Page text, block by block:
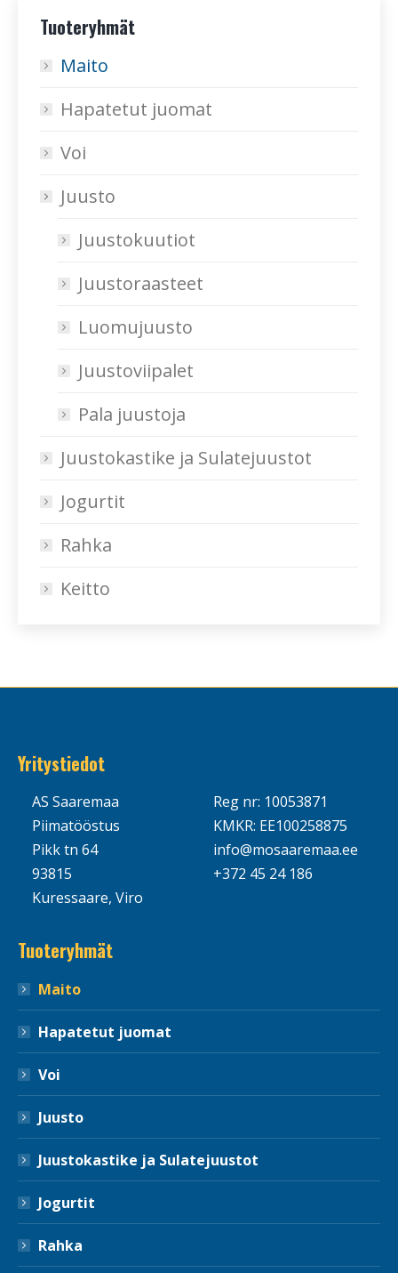
Tuoteryhmät
Maito
Hapatetut juomat
Voi
Juusto
Juustokuutiot
Juustoraasteet
Luomujuusto
Juustoviipalet
Pala juustoja
Juustokastike ja Sulatejuustot
Jogurtit
Rahka
Keitto
Yritystiedot
AS Saaremaa
Piimatööstus
Pikk tn 64
93815
Kuressaare, Viro
Reg nr: 10053871
KMKR: EE100258875
info@mosaaremaa.ee
+372 45 24 186
Tuoteryhmät
Maito
Hapatetut juomat
Voi
Juusto
Juustokastike ja Sulatejuustot
Jogurtit
Rahka